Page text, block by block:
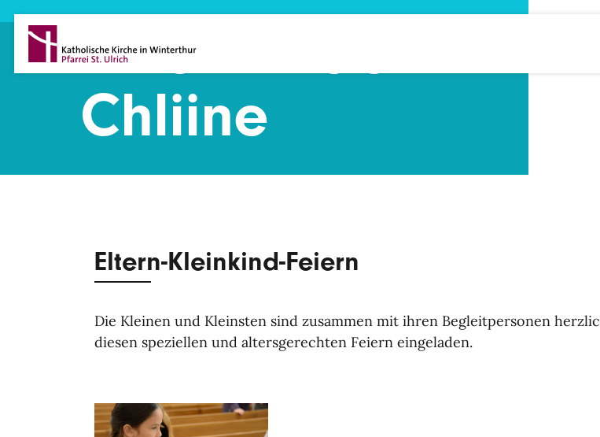
Direkt zum Inhalt
Fiire mit de
Chliine
Eltern-Kleinkind-Feiern
Die Kleinen und Kleinsten sind zusammen mit ihren Begleitpersonen
diesen speziellen und altersgerechten Feiern eingeladen.